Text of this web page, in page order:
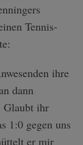
Tennis-
ihre
dann
Glaubt ihr
1:0 gegen uns
er mir